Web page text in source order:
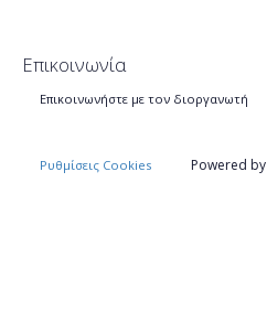
Επικοινωνία
Επικοινωνήστε με τον διοργανωτή
Powered by
Ρυθμίσεις Cookies